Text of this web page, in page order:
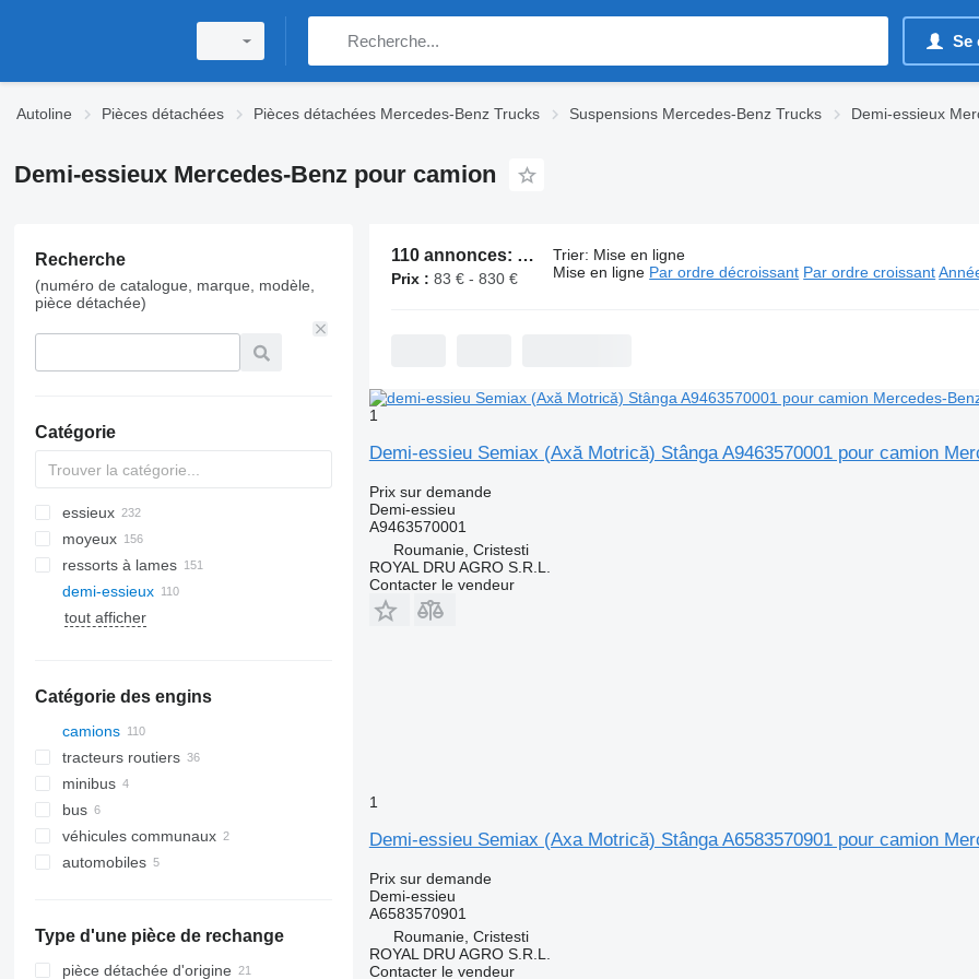
Se
Autoline Pièces détachées Pièces détachées Mercedes-Benz Trucks Suspensions Mercedes-Benz Trucks Demi-essieux
Demi-essieux Mercedes-Benz pour camion
Recherche
(numéro de catalogue, marque, modèle,
pièce détachée)
Catégorie
essieux
moyeux
ressorts à lames
demi-essieux
tout afficher
Catégorie des engins
camions
tracteurs routiers
minibus
bus
véhicules communaux
machines communales
automobiles
Type d'une pièce de rechange
pièce détachée d'origine
110 annonces:
Demi-essieux Mercedes-Benz pour camion
Prix : 83 € - 830 €
Trier: Mise en ligne
Mise en ligne Par ordre décroissant Par ordre croissant
1
Demi-essieu Semiax (Axă Motrică) Stânga A9463570001 pour camion
Prix sur demande
Demi-essieu
A9463570001
Roumanie, Cristesti
ROYAL DRU AGRO S.R.L.
Contacter le vendeur
1
Demi-essieu Semiax (Axa Motrică) Stânga A6583570901 pour camion
Prix sur demande
Demi-essieu
A6583570901
Roumanie, Cristesti
ROYAL DRU AGRO S.R.L.
Contacter le vendeur